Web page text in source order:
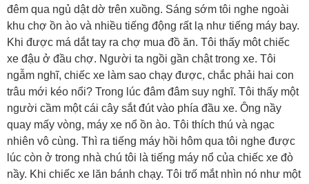
đêm qua ngủ dật dờ trên xuồng. Sáng sớm tôi nghe ngoài
khu chợ ồn ào và nhiều tiếng động rất lạ như tiếng máy bay.
Khi được má dắt tay ra chợ mua đồ ăn. Tôi thấy môt chiếc
xe đậu ở đầu chợ. Người ta ngồi gần chật trong xe. Tôi
ngẫm nghĩ, chiếc xe làm sao chạy được, chắc phải hai con
trâu mới kéo nổi? Trong lúc đâm đâm suy nghĩ. Tôi thấy một
người cầm một cái cây sắt đút vào phía đầu xe. Ông nầy
quay mấy vòng, máy xe nổ ồn ào. Tôi thích thú và ngạc
nhiên vô cùng. Thì ra tiếng máy hồi hôm qua tôi nghe được
lúc còn ở trong nhà chú tôi là tiếng máy nổ của chiếc xe đò
nầy. Khi chiếc xe lăn bánh chạy. Tôi trố mắt nhìn nó như một